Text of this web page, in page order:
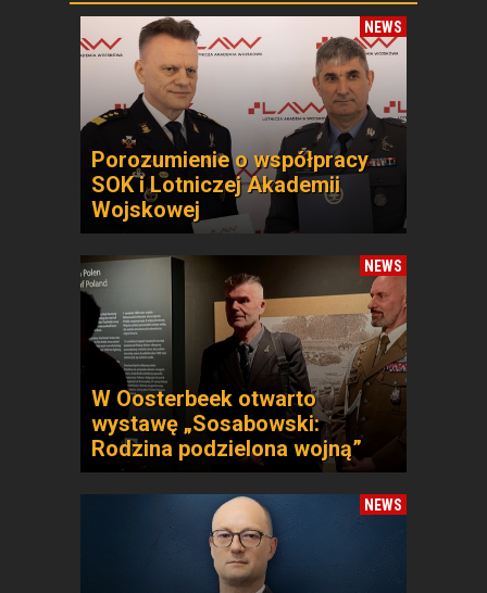
NEWS
Porozumienie o współpracy
SOK i Lotniczej Akademii
Wojskowej
NEWS
W Oosterbeek otwarto
wystawę „Sosabowski:
Rodzina podzielona wojną”
NEWS